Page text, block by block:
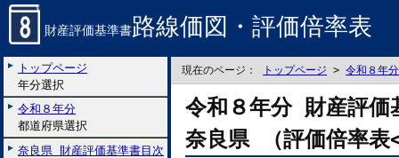
財産評価基準書路線価図・評価倍率表
トップページ
年分選択
令和８年分
都道府県選択
奈良県 財産評価基準書目次
現在のページ： トップページ > 令和８年分
令和８年分 財産評価
奈良県 （評価倍率表